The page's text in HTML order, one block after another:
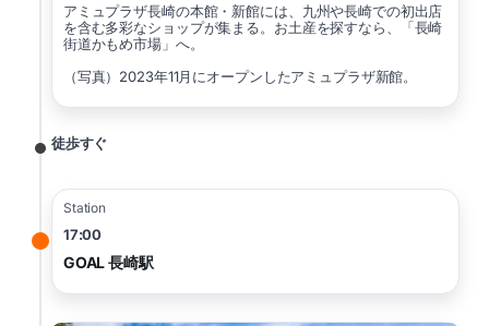
アミュプラザ長崎の本館・新館には、九州や長崎での初出店
を含む多彩なショップが集まる。お土産を探すなら、「長崎
街道かもめ市場」へ。
（写真）2023年11月にオープンしたアミュプラザ新館。
徒歩すぐ
Station
17:00
GOAL 長崎駅